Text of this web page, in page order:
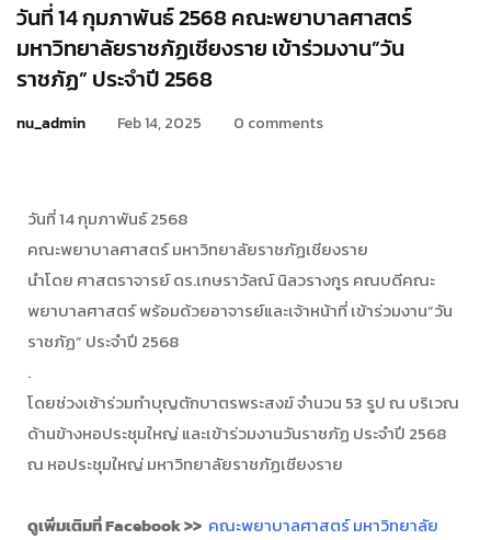
วันที่ 14 กุมภาพันธ์ 2568 คณะพยาบาลศาสตร์
มหาวิทยาลัยราชภัฏเชียงราย เข้าร่วมงาน”วัน
ราชภัฏ” ประจำปี 2568
nu_admin Feb 14, 2025 0 comments
วันที่ 14 กุมภาพันธ์ 2568
คณะพยาบาลศาสตร์ มหาวิทยาลัยราชภัฏเชียงราย
นำโดย ศาสตราจารย์ ดร.เกษราวัลณ์ นิลวรางกูร คณบดีคณะ
พยาบาลศาสตร์ พร้อมด้วยอาจารย์และเจ้าหน้าที่ เข้าร่วมงาน”วัน
ราชภัฏ” ประจำปี 2568
.
โดยช่วงเช้าร่วมทำบุญตักบาตรพระสงฆ์ จำนวน 53 รูป ณ บริเวณ
ด้านข้างหอประชุมใหญ่ และเข้าร่วมงานวันราชภัฏ ประจำปี 2568
ณ หอประชุมใหญ่ มหาวิทยาลัยราชภัฏเชียงราย
ดูเพิ่มเติมที่ Facebook >> คณะพยาบาลศาสตร์ มหาวิทยาลัย